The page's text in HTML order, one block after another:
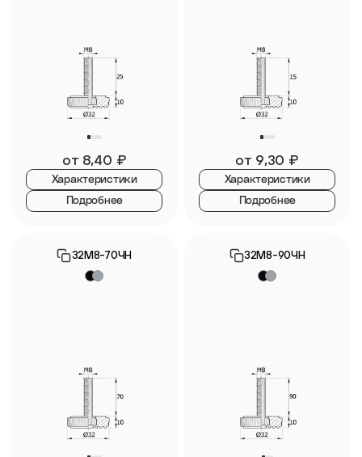
от 8,40 ₽
Характеристики
Подробнее
от 9,30 ₽
Характеристики
Подробнее
32М8-70ЧН 32М8-90ЧН